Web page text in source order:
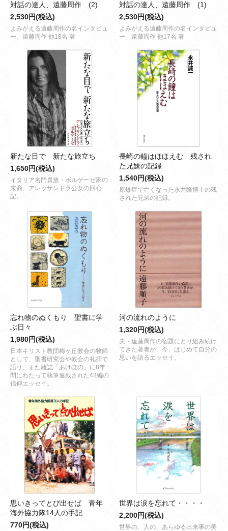
対話の達人、遠藤周作 (2)
2,530円(税込)
よみがえる遠藤周作の名インタビュ
ー。遠藤周作 他18名 著
対話の達人、遠藤周作 (1)
2,530円(税込)
よみがえる遠藤周作の名インタビュ
ー。遠藤周作 他17名 著
新たな目で 新たな旅立ち
1,650円(税込)
イタリア名門貴族・ボルゲーゼ家の
末裔、アレッサンドラ公女の回心
記。
長崎の鐘はほほえむ 残され
た兄妹の記録
1,540円(税込)
原爆症で亡くなった永井隆博士の残
された兄弟の記録。
忘れ物のぬくもり 聖書に学
ぶ日々
1,980円(税込)
日本キリスト教団梅ヶ丘教会の牧師
として、聖書研究会や教会の礼拝で
語り、また雑誌「あけぼの」に8年
間にわたって執筆連載された43編の
信仰エッセイ。
河の流れのように
1,320円(税込)
夫・遠藤周作の宿題にとり組み続け
てきた著者が、今、はじめて自分の
思いを語るエッセイ。
思いきってとび出せば 青年
海外協力隊14人の手記
770円(税込)
世界は涙を忘れて・・・・
2,200円(税込)
世界の、人の、あらゆる出来事の美